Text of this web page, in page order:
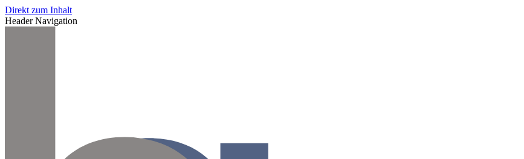
Direkt zum Inhalt
Header Navigation